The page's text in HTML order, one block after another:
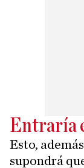
Entraría
Esto,
supondrá